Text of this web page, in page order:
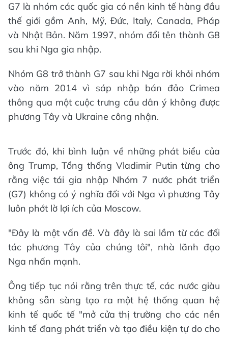
G7 là nhóm các quốc gia có nền kinh tế hàng đầu
thế giới gồm Anh, Mỹ, Đức, Italy, Canada, Pháp
và Nhật Bản. Năm 1997, nhóm đổi tên thành G8
sau khi Nga gia nhập.
Nhóm G8 trở thành G7 sau khi Nga rời khỏi nhóm
vào năm 2014 vì sáp nhập bán đảo Crimea
thông qua một cuộc trưng cầu dân ý không được
phương Tây và Ukraine công nhận.
Trước đó, khi bình luận về những phát biểu của
ông Trump, Tổng thống Vladimir Putin từng cho
rằng việc tái gia nhập Nhóm 7 nước phát triển
(G7) không có ý nghĩa đối với Nga vì phương Tây
luôn phớt lờ lợi ích của Moscow.
"Đây là một vấn đề. Và đây là sai lầm từ các đối
tác phương Tây của chúng tôi", nhà lãnh đạo
Nga nhấn mạnh.
Ông tiếp tục nói rằng trên thực tế, các nước giàu
không sẵn sàng tạo ra một hệ thống quan hệ
kinh tế quốc tế "mở cửa thị trường cho các nền
kinh tế đang phát triển và tạo điều kiện tự do cho